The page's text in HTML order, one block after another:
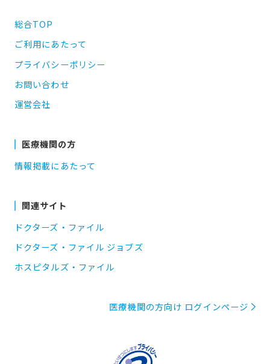
総合TOP
ご利用にあたって
プライバシーポリシー
お問い合わせ
運営会社
医療機関の方
情報掲載にあたって
関連サイト
ドクターズ・ファイル
ドクターズ・ファイル ジョブズ
ホスピタルズ・ファイル
医療機関の方向け ログインページ